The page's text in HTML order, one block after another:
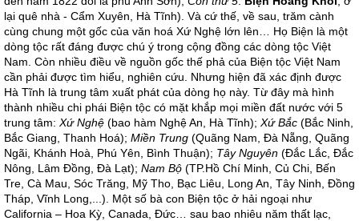
lại quê nhà - Cẩm Xuyên, Hà Tĩnh). Và cứ thế, về sau, trăm cành
cùng chung một gốc của văn hoá Xứ Nghệ lớn lên… Họ Biện là một
dòng tộc rất đáng được chú ý trong cộng đồng các dòng tộc Việt
Nam. Còn nhiều điều về nguồn gốc thế phả của Biện tộc Việt Nam
cần phải được tìm hiểu, nghiên cứu. Nhưng hiện đã xác định được
Hà Tĩnh là trung tâm xuất phát của dòng họ này. Từ đây mà hình
thành nhiều chi phái Biện tộc có mặt khắp mọi miền đất nước với 5
trung tâm: Xứ Nghệ (bao hàm Nghệ An, Hà Tĩnh); Xứ Bắc (Bắc Ninh,
Bắc Giang, Thanh Hoá); Miền Trung (Quãng Nam, Đà Nẵng, Quãng
Ngãi, Khánh Hoà, Phú Yên, Bình Thuận); Tây Nguyên (Đắc Lắc, Đắc
Nông, Lâm Đồng, Đà Lạt); Nam Bộ (TP.Hồ Chí Minh, Củ Chi, Bến
Tre, Cà Mau, Sóc Trăng, Mỹ Tho, Bạc Liêu, Long An, Tây Ninh, Đồng
Tháp, Vĩnh Long,...). Một số bà con Biện tộc ở hải ngoại như
California – Hoa Kỳ, Canada, Đức… sau bao nhiêu năm thất lạc,